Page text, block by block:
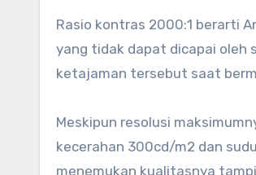
Rasio kontras 2000:1 berarti
yang tidak dapat dicapai oleh
ketajaman tersebut saat
Meskipun resolusi
kecerahan 300cd/m2 dan
menemukan kualitasnya